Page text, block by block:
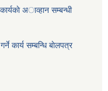
अाव्हान सम्बन्धी
कार्य सम्बन्धि बाेलपत्र